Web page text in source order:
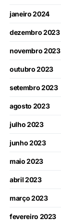
janeiro 2024
dezembro 2023
novembro 2023
outubro 2023
setembro 2023
agosto 2023
julho 2023
junho 2023
maio 2023
abril 2023
março 2023
fevereiro 2023